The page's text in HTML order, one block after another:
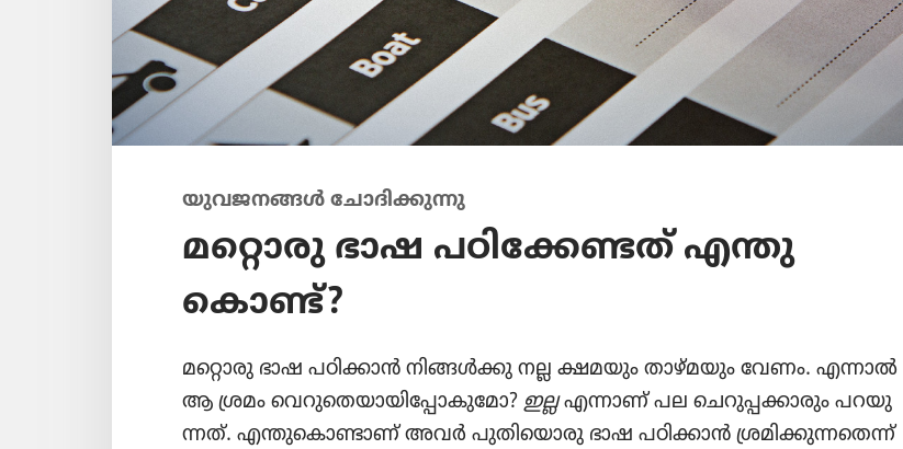
യുവജനങ്ങൾ ചോദി​ക്കു​ന്നു
മറ്റൊരു ഭാഷ പഠി​ക്കേ​ണ്ടത്‌ എന്തു​
കൊണ്ട്‌?
മറ്റൊരു ഭാഷ പഠിക്കാൻ നിങ്ങൾക്കു നല്ല ക്ഷമയും താഴ്‌മ​യും വേണം. എന്നാൽ
ആ ശ്രമം വെറു​തെ​യാ​യി​പ്പോ​കു​മോ? ഇല്ലഎന്നാണ്‌ പല ചെറു​പ്പ​ക്കാ​രും പറയു​
ന്നത്‌. എന്തു​കൊ​ണ്ടാണ്‌ അവർ പുതി​യൊ​രു ഭാഷ പഠിക്കാൻ ശ്രമി​ക്കു​ന്ന​തെന്ന്‌